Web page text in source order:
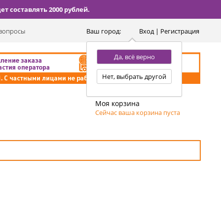
составлять 2000 рублей.
Ваш город:
Да, всё верно
Нет, выбрать другой
Вход | Регистрация
Моя корзина
Сейчас ваша корзина пуста